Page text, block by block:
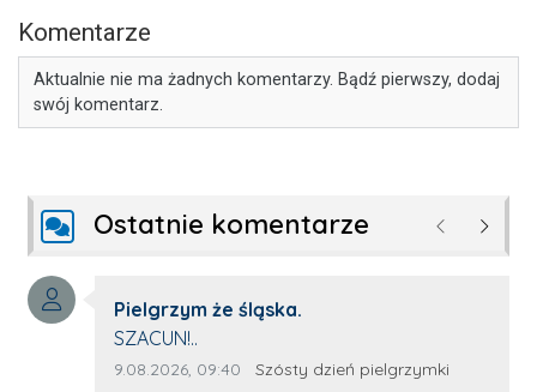
Komentarze
Aktualnie nie ma żadnych komentarzy. Bądź pierwszy, dodaj
swój komentarz.
Ostatnie komentarze Poprzednie
Autor komentarza:
Pielgrzym że śląska.
Treść komentarza:
SZACUN!..
Data dodania komentarza:
9.08.2026, 09:40 Źródło komentarza:
Szósty dzień pielgrzymki